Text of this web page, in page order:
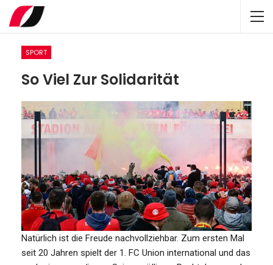
SPORT
So Viel Zur Solidarität
Natürlich ist die Freude nachvollziehbar. Zum ersten Mal
seit 20 Jahren spielt der 1. FC Union international und das